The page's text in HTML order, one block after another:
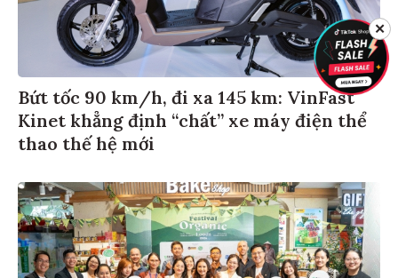
Bứt tốc 90 km/h, đi xa 145 km: VinFast
Kinet khẳng định “chất” xe máy điện thể
thao thế hệ mới
✕